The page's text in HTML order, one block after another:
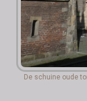
De schuine oude